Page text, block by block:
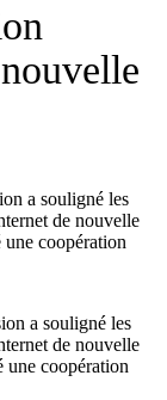
a souligné les
de nouvelle
coopération
a souligné les
de nouvelle
une coopération